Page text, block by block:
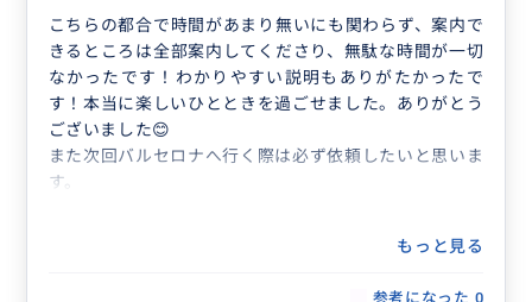
こちらの都合で時間があまり無いにも関わらず、案内で
きるところは全部案内してくださり、無駄な時間が一切
なかったです！わかりやすい説明もありがたかったで
す！本当に楽しいひとときを過ごせました。ありがとう
ございました😊
また次回バルセロナへ行く際は必ず依頼したいと思いま
す。
もっと見る
参考になった 0